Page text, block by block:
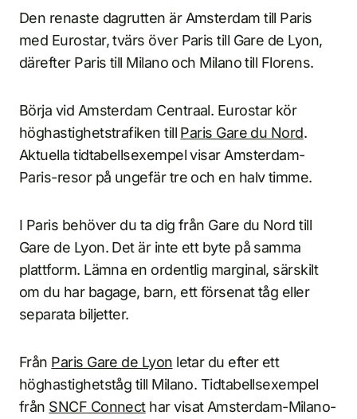
Den renaste dagrutten är Amsterdam till Paris
med Eurostar, tvärs över Paris till Gare de Lyon,
därefter Paris till Milano och Milano till Florens.
Börja vid Amsterdam Centraal. Eurostar kör
höghastighetstrafiken till Paris Gare du Nord.
Aktuella tidtabellsexempel visar Amsterdam-
Paris-resor på ungefär tre och en halv timme.
I Paris behöver du ta dig från Gare du Nord till
Gare de Lyon. Det är inte ett byte på samma
plattform. Lämna en ordentlig marginal, särskilt
om du har bagage, barn, ett försenat tåg eller
separata biljetter.
Från Paris Gare de Lyon letar du efter ett
höghastighetståg till Milano. Tidtabellsexempel
från SNCF Connecthar visat Amsterdam-Milano-